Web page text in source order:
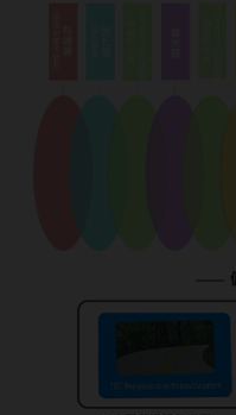
T-Garden Chu's me
韓國隱眼品牌